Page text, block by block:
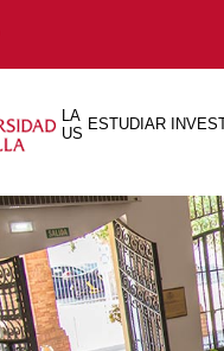
LA
US
ESTUDIAR